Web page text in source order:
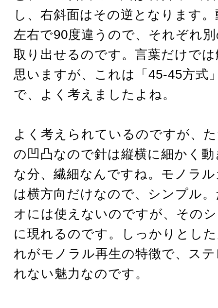
し、右斜面はその逆となります
左右で90度違うので、それぞれ
取り出せるのです。言葉だけで
思いますが、これは「45-45方式
で、よく考えましたよね。
よく考えられているのですが、
の凹凸なので針は縦横に細かく
な分、繊細なんですね。モノラ
は横方向だけなので、シンプル
オには使えないのですが、その
に現れるのです。しっかりとし
れがモノラル再生の特徴で、ス
れない魅力なのです。